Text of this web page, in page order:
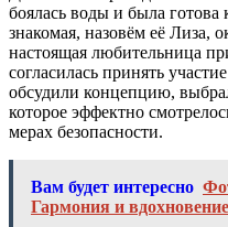
боялась воды и была
знакомая, назовём её Лиза,
настоящая любительница
согласилась принять
обсудили концепцию,
которое эффектно
мерах безопасности.
Вам будет интересно
Гармония и вдохновение